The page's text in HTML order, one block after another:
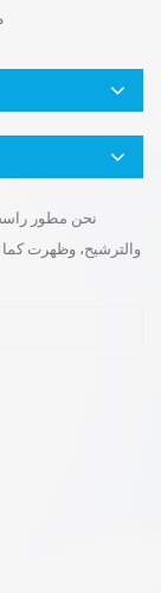
نحن مطور
والترشيح، وظهرت كما